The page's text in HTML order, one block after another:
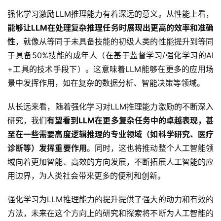
强化学习激励LLM推理能力有着深远的意义。从性能上看，
能够让LLM在处理复杂推理任务时展现出更高的效率和准确
性，就像从等同于未具备技能的初级人类的性能提升到等同
于具备50%技能的成年人（在基于监督学习/强化学习的AI
+工具的技术手段下）。这意味着LLM能够在更多的应用场
景中发挥作用，如在复杂的数据分析、智能决策等领域。
从长远来看，随着强化学习对LLM推理能力激励的不断深入
研究，我们有望看到LLM在更多复杂任务中的卓越表现，甚
至在一些需要高度逻辑推理的专业领域（如科学研究、医疗
诊断等）发挥重要作用。同时，这也将推动整个人工智能领
域向着更加智能、高效的方向发展，不断拓展人工智能的应
用边界，为人类社会带来更多的便利和创新。
强化学习为LLM推理能力的提升提供了强大的动力和有效的
方法，未来在这个方向上的研究和探索将不断为人工智能的